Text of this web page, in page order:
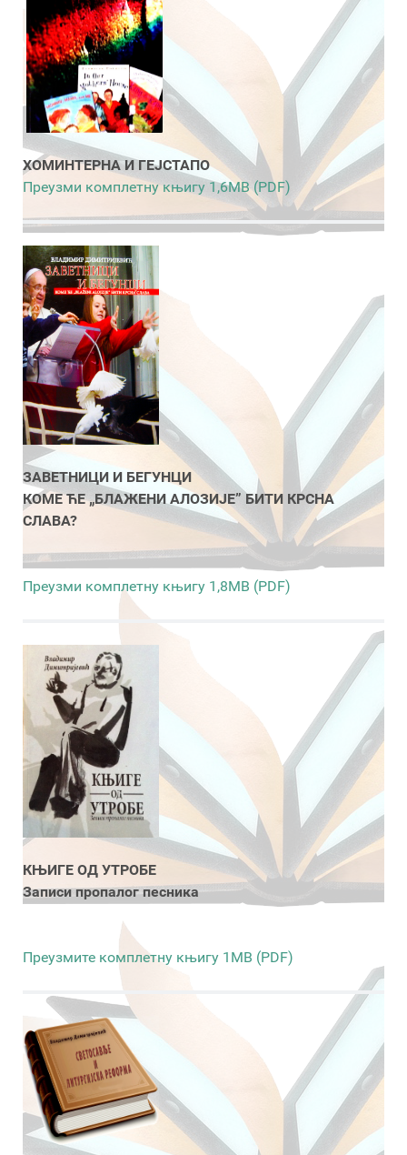
ХОМИНТЕРНА И ГЕЈСТАПО
Преузми комплетну књигу 1,6MB (PDF)
ЗАВЕТНИЦИ И БЕГУНЦИ
КОМЕ ЋЕ „БЛАЖЕНИ АЛОЗИЈЕ” БИТИ КРСНА
СЛАВА?
Преузми комплетну књигу 1,8MB (PDF)
КЊИГЕ ОД УТРОБЕ
Записи пропалог песника
Преузмите комплетну књигу 1MB (PDF)